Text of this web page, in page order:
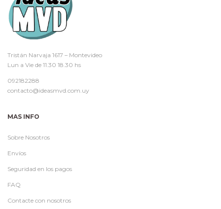
Tristán Narvaja 1617 – Montevideo
Lun a Vie de 11.30 18.30 hs
092182288
contacto@ideasmvd.com.uy
MAS INFO
Sobre Nosotros
Envíos
Seguridad en los pagos
FAQ
Contacte con nosotros